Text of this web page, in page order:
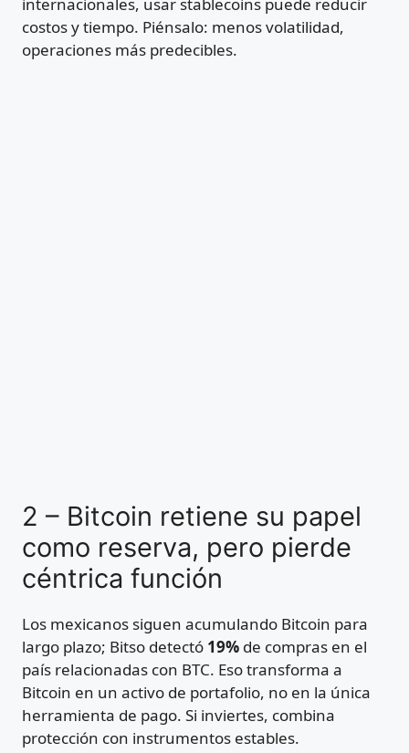
internacionales, usar stablecoins puede reducir
costos y tiempo. Piénsalo: menos volatilidad,
operaciones más predecibles.
2 – Bitcoin retiene su papel
como reserva, pero pierde
céntrica función
Los mexicanos siguen acumulando Bitcoin para
largo plazo; Bitso detectó 19% de compras en el
país relacionadas con BTC. Eso transforma a
Bitcoin en un activo de portafolio, no en la única
herramienta de pago. Si inviertes, combina
protección con instrumentos estables.